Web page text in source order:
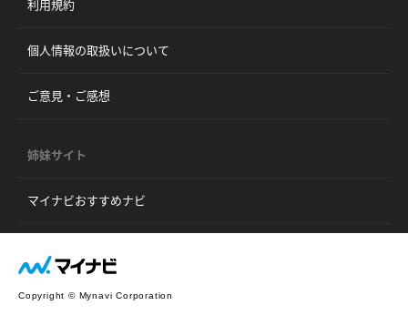
利用規約
個人情報の取扱いについて
ご意見・ご感想
姉妹サイト
マイナビおすすめナビ
Copyright © Mynavi Corporation